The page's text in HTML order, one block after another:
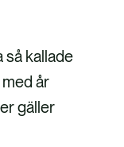
så kallade
år
gäller